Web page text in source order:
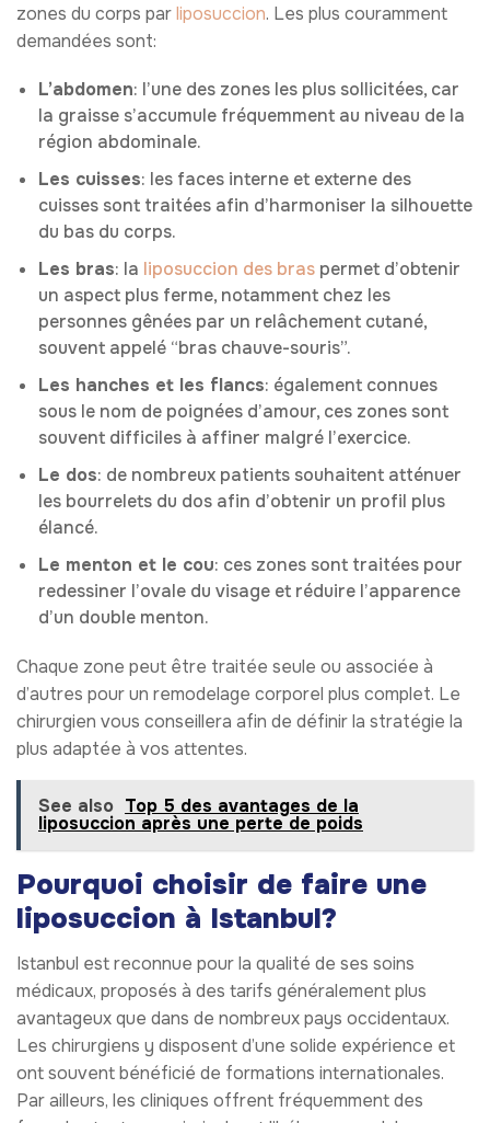
zones du corps parliposuccion. Les plus couramment
demandées sont:
L’abdomen: l’une des zones les plus sollicitées, car
la graisse s’accumule fréquemment au niveau de la
région abdominale.
Les cuisses: les faces interne et externe des
cuisses sont traitées afin d’harmoniser la silhouette
du bas du corps.
Les bras: la liposuccion des bras permet d’obtenir
un aspect plus ferme, notamment chez les
personnes gênées par un relâchement cutané,
souvent appelé “bras chauve-souris”.
Les hanches et les flancs: également connues
sous le nom de poignées d’amour, ces zones sont
souvent difficiles à affiner malgré l’exercice.
Le dos: de nombreux patients souhaitent atténuer
les bourrelets du dos afin d’obtenir un profil plus
élancé.
Le menton et le cou: ces zones sont traitées pour
redessiner l’ovale du visage et réduire l’apparence
d’un double menton.
Chaque zone peut être traitée seule ou associée à
d’autres pour un remodelage corporel plus complet. Le
chirurgien vous conseillera afin de définir la stratégie la
plus adaptée à vos attentes.
See also Top 5 des avantages de la
liposuccion après une perte de poids
Pourquoi choisir de faire une
liposuccion à Istanbul?
Istanbul est reconnue pour la qualité de ses soins
médicaux, proposés à des tarifs généralement plus
avantageux que dans de nombreux pays occidentaux.
Les chirurgiens y disposent d’une solide expérience et
ont souvent bénéficié de formations internationales.
Par ailleurs, les cliniques offrent fréquemment des